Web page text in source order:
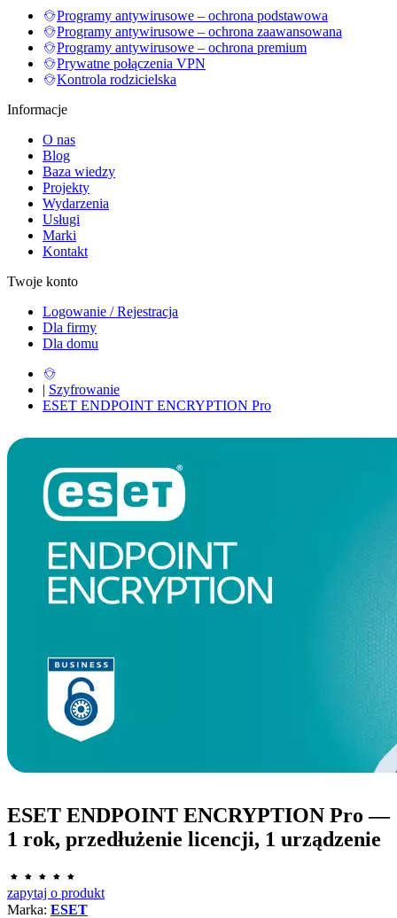
Programy antywirusowe – ochrona podstawowa
Programy antywirusowe – ochrona zaawansowana
Programy antywirusowe – ochrona premium
Prywatne połączenia VPN
Kontrola rodzicielska
Informacje
O nas
Blog
Baza wiedzy
Projekty
Wydarzenia
Usługi
Marki
Kontakt
Twoje konto
Logowanie / Rejestracja
Dla firmy
Dla domu
| Szyfrowanie
ESET ENDPOINT ENCRYPTION Pro
ESET ENDPOINT ENCRYPTION Pro —
1 rok, przedłużenie licencji, 1 urządzenie
zapytaj o produkt
Marka: ESET